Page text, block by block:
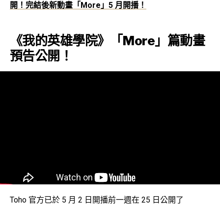
開！完結後新動畫「More」5 月開播！
《我的英雄學院》「More」篇動畫
預告公開！
Toho 官方已於 5 月 2 日開播前一週在 25 日公開了